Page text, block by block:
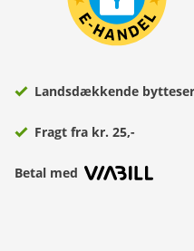
Landsdækkende
Fragt fra kr. 25,-
Betal med